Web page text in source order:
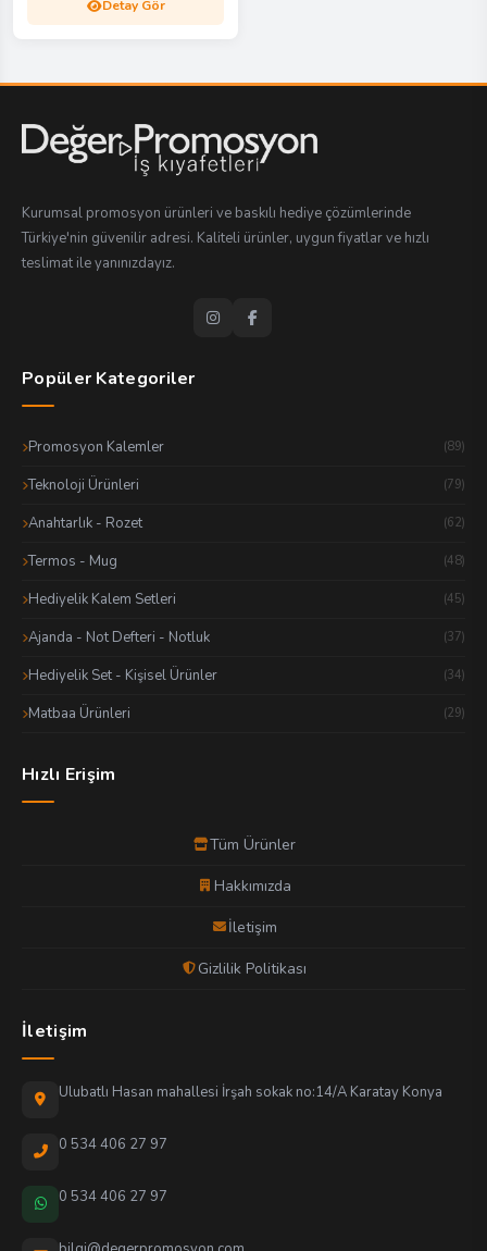
Detay Gör
Kurumsal promosyon ürünleri ve baskılı hediye çözümlerinde
Türkiye'nin güvenilir adresi. Kaliteli ürünler, uygun fiyatlar ve hızlı
teslimat ile yanınızdayız.
Popüler Kategoriler
Promosyon Kalemler (89)
Teknoloji Ürünleri (79)
Anahtarlık - Rozet (62)
Termos - Mug (48)
Hediyelik Kalem Setleri (45)
Ajanda - Not Defteri - Notluk (37)
Hediyelik Set - Kişisel Ürünler (34)
Matbaa Ürünleri (29)
Hızlı Erişim
Tüm Ürünler
Hakkımızda
İletişim
Gizlilik Politikası
İletişim
Ulubatlı Hasan mahallesi İrşah sokak no:14/A Karatay Konya
0 534 406 27 97
0 534 406 27 97